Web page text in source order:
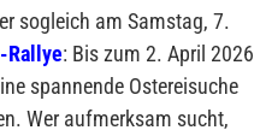
sogleich am Samstag, 7.
Rallye: Bis zum 2. April 2026
spannende Ostereisuche
Wer aufmerksam sucht,